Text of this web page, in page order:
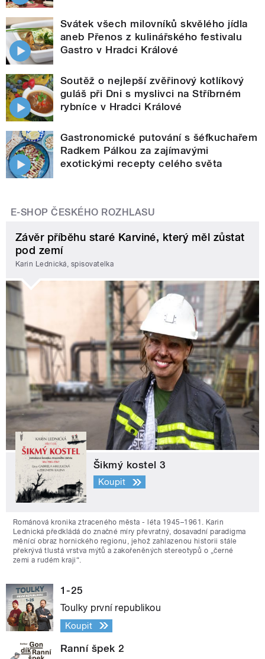
Svátek všech milovníků skvělého jídla
aneb Přenos z kulinářského festivalu
Gastro v Hradci Králové
Soutěž o nejlepší zvěřinový kotlíkový
guláš při Dni s myslivci na Stříbrném
rybníce v Hradci Králové
Gastronomické putování s šéfkuchařem
Radkem Pálkou za zajímavými
exotickými recepty celého světa
E-SHOP ČESKÉHO ROZHLASU
Závěr příběhu staré Karviné, který měl zůstat
pod zemí
Karin Lednická, spisovatelka
Šikmý kostel 3
Koupit
Románová kronika ztraceného města - léta 1945–1961. Karin
Lednická předkládá do značné míry převratný, dosavadní paradigma
měnící obraz hornického regionu, jehož zahlazenou historii stále
překrývá tlustá vrstva mýtů a zakořeněných stereotypů o „černé
zemi a rudém kraji“.
1-25
Toulky první republikou
Koupit
Ranní špek 2